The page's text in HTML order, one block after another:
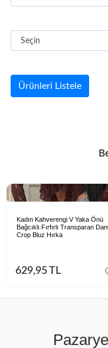
Ürünleri Listele
Kadın Kahverengi V Yaka Önü
Bağcıklı Fırfırlı Transparan
Crop Bluz Hırka
629,95 TL